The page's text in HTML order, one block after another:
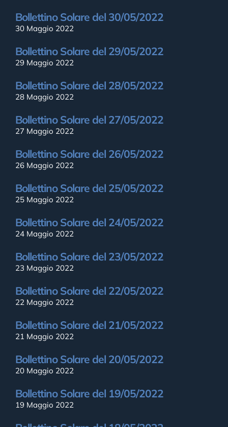
Bollettino Solare del 30/05/2022
30 Maggio 2022
Bollettino Solare del 29/05/2022
29 Maggio 2022
Bollettino Solare del 28/05/2022
28 Maggio 2022
Bollettino Solare del 27/05/2022
27 Maggio 2022
Bollettino Solare del 26/05/2022
26 Maggio 2022
Bollettino Solare del 25/05/2022
25 Maggio 2022
Bollettino Solare del 24/05/2022
24 Maggio 2022
Bollettino Solare del 23/05/2022
23 Maggio 2022
Bollettino Solare del 22/05/2022
22 Maggio 2022
Bollettino Solare del 21/05/2022
21 Maggio 2022
Bollettino Solare del 20/05/2022
20 Maggio 2022
Bollettino Solare del 19/05/2022
19 Maggio 2022